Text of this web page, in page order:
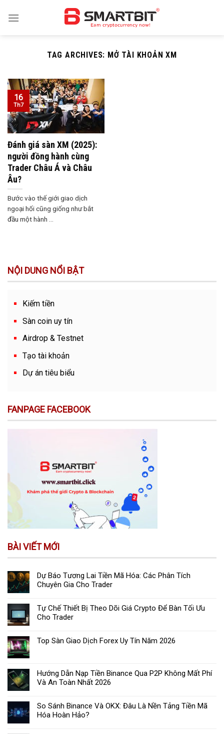
TAG ARCHIVES: MỞ TÀI KHOẢN XM
Đánh giá sàn XM (2025):
người đồng hành cùng
Trader Châu Á và Châu
Âu?
Bước vào thế giới giao dịch
ngoại hối cũng giống như bắt
đầu một hành ...
16
Th7
NỘI DUNG NỔI BẬT
Kiếm tiền
Sàn coin uy tín
Airdrop & Testnet
Tạo tài khoản
Dự án tiêu biểu
FANPAGE FACEBOOK
BÀI VIẾT MỚI
Dự Báo Tương Lai Tiền Mã Hóa: Các Phân Tích
Chuyên Gia Cho Trader
Tự Chế Thiết Bị Theo Dõi Giá Crypto Để Bàn Tối Ưu
Cho Trader
Top Sàn Giao Dịch Forex Uy Tín Năm 2026
Hướng Dẫn Nạp Tiền Binance Qua P2P Không Mất Phí
Và An Toàn Nhất 2026
So Sánh Binance Và OKX: Đâu Là Nền Tảng Tiền Mã
Hóa Hoàn Hảo?